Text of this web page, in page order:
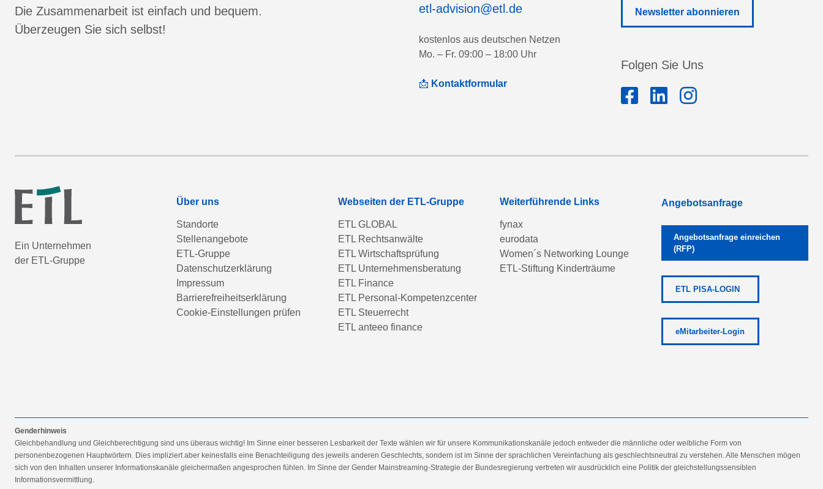
Die Zusammenarbeit ist einfach und bequem.
Überzeugen Sie sich selbst!
etl-advision@etl.de
kostenlos aus deutschen Netzen
Mo. – Fr. 09:00 – 18:00 Uhr
📩 Kontaktformular
Newsletter abonnieren
Folgen Sie Uns
Ein Unternehmen
der ETL-Gruppe
Über uns
Standorte
Stellenangebote
ETL-Gruppe
Datenschutzerklärung
Impressum
Barrierefreiheitserklärung
Cookie-Einstellungen prüfen
Webseiten der ETL-Gruppe
ETL GLOBAL
ETL Rechtsanwälte
ETL Wirtschaftsprüfung
ETL Unternehmensberatung
ETL Finance
ETL Personal-Kompetenzcenter
ETL Steuerrecht
ETL anteeo finance
Weiterführende Links
fynax
eurodata
Women´s Networking Lounge
ETL-Stiftung Kinderträume
Angebotsanfrage
Angebotsanfrage einreichen
(RFP)
ETL PISA-LOGIN
eMitarbeiter-Login
Genderhinweis
Gleichbehandlung und Gleichberechtigung sind uns überaus wichtig! Im Sinne einer besseren Lesbarkeit der Texte wählen wir für unsere Kommunikationskanäle jedoch entweder die männliche oder weibliche Form von
personenbezogenen Hauptwörtern. Dies impliziert aber keinesfalls eine Benachteiligung des jeweils anderen Geschlechts, sondern ist im Sinne der sprachlichen Vereinfachung als geschlechtsneutral zu verstehen. Alle Menschen mögen
sich von den Inhalten unserer Informationskanäle gleichermaßen angesprochen fühlen. Im Sinne der Gender Mainstreaming-Strategie der Bundesregierung vertreten wir ausdrücklich eine Politik der gleichstellungssensiblen
Informationsvermittlung.